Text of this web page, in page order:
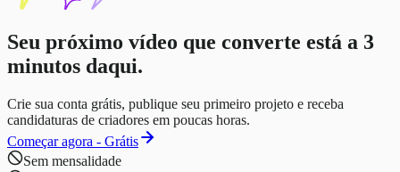
Seu próximo vídeo que converte está a 3
minutos daqui.
Crie sua conta grátis, publique seu primeiro projeto e receba
candidaturas de criadores em poucas horas.
Começar agora - Grátis
Sem mensalidade